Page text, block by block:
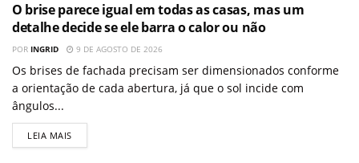
O brise parece igual em todas as casas, mas um
detalhe decide se ele barra o calor ou não
POR INGRID 9 DE AGOSTO DE 2026
Os brises de fachada precisam ser dimensionados conforme
a orientação de cada abertura, já que o sol incide com
ângulos...
LEIA MAIS